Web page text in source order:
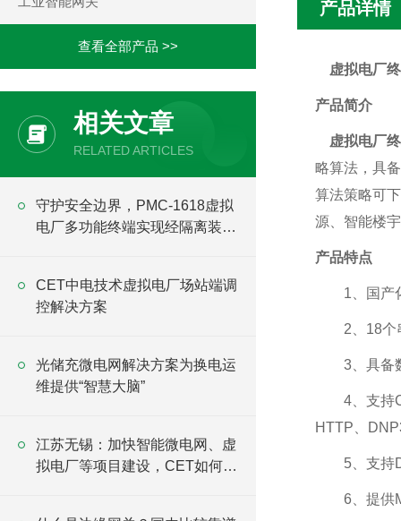
查看全部产品 >>
相关文章
RELATED ARTICLES
守护安全边界，PMC-1618虚拟
电厂多功能终端实现经隔离装置
CET中电技术虚拟电厂场站端调
控解决方案
光储充微电网解决方案为换电运
维提供“智慧大脑”
江苏无锡：加快智能微电网、虚
拟电厂等项目建设，CET如何助
产品详情
虚拟电厂
产品简介
虚拟电厂
略算法，具
算法策略可
源、智能楼
产品特点
1、国产化
2、18个串
3、具备数
4、支持
HTTP、
5、支持
6、提供